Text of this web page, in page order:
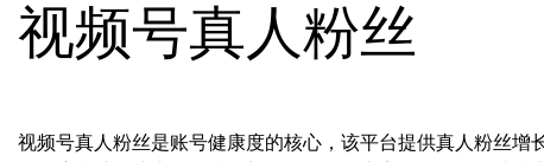
视频号真人粉丝
视频号真人粉丝是账号健康度的核心，该平台提供真人粉丝